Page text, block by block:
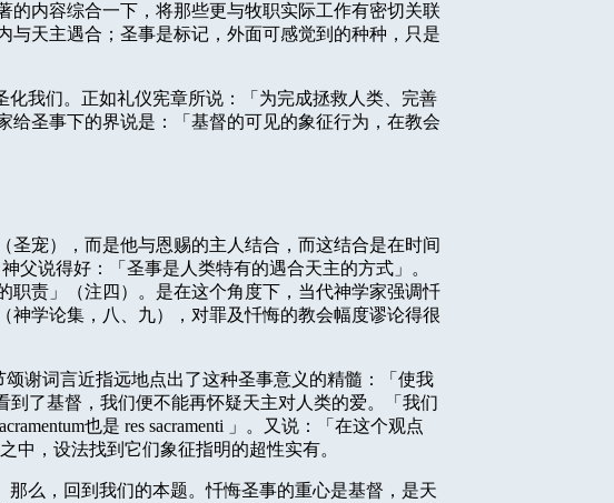
内容综合一下，将那些更与牧职实际工作有密切关联
天主遇合；圣事是标记，外面可感觉到的种种，只是
我们。正如礼仪宪章所说：「为完成拯救人类、完善
圣事下的界说是：「基督的可见的象征行为，在教会
宠），而是他与恩赐的主人结合，而这结合是在时间
神父说得好：「圣事是人类特有的遇合天主的方式」。
职责」（注四）。是在这个角度下，当代神学家强调忏
学论集，八、九），对罪及忏悔的教会幅度谬论得很
谢词言近指远地点出了这种圣事意义的精髓：「使我
到了基督，我们便不能再怀疑天主对人类的爱。「我们
也是 res sacramenti 」。又说：「在这个观点
中，设法找到它们象征指明的超性实有。
么，回到我们的本题。忏悔圣事的重心是基督，是天